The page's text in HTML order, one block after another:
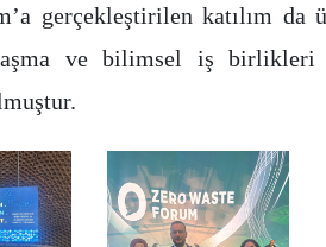
gerçekleştirilen katılım
ve bilimsel iş birlikleri